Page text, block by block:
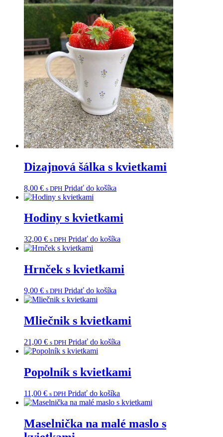
Dizajnová šálka s kvietkami
8,00 € s DPH Pridať do košíka
Hodiny s kvietkami
32,00 € s DPH Pridať do košíka
Hrnček s kvietkami
9,00 € s DPH Pridať do košíka
Mliečnik s kvietkami
21,00 € s DPH Pridať do košíka
Popolník s kvietkami
11,00 € s DPH Pridať do košíka
Maselnička na malé maslo s